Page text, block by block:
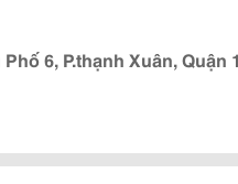
6, P.thạnh Xuân, Quận